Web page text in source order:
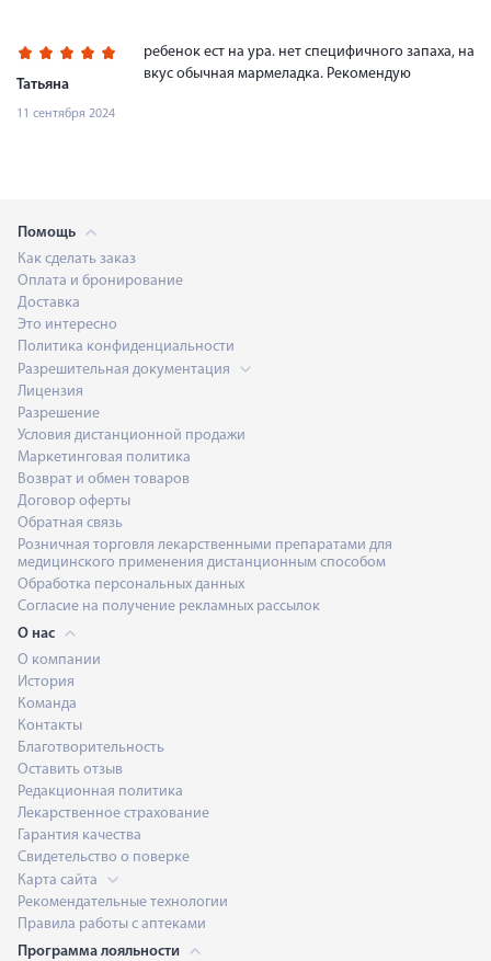
Татьяна
11 сентября 2024
ребенок ест на ура. нет специфичного запаха, на
вкус обычная мармеладка. Рекомендую
Помощь
Как сделать заказ
Оплата и бронирование
Доставка
Это интересно
Политика конфиденциальности
Разрешительная документация
Лицензия
Разрешение
Условия дистанционной продажи
Маркетинговая политика
Возврат и обмен товаров
Договор оферты
Обратная связь
Розничная торговля лекарственными препаратами для
медицинского применения дистанционным способом
Обработка персональных данных
Согласие на получение рекламных рассылок
О нас
О компании
История
Команда
Контакты
Благотворительность
Оставить отзыв
Редакционная политика
Лекарственное страхование
Гарантия качества
Свидетельство о поверке
Карта сайта
Рекомендательные технологии
Правила работы с аптеками
Программа лояльности